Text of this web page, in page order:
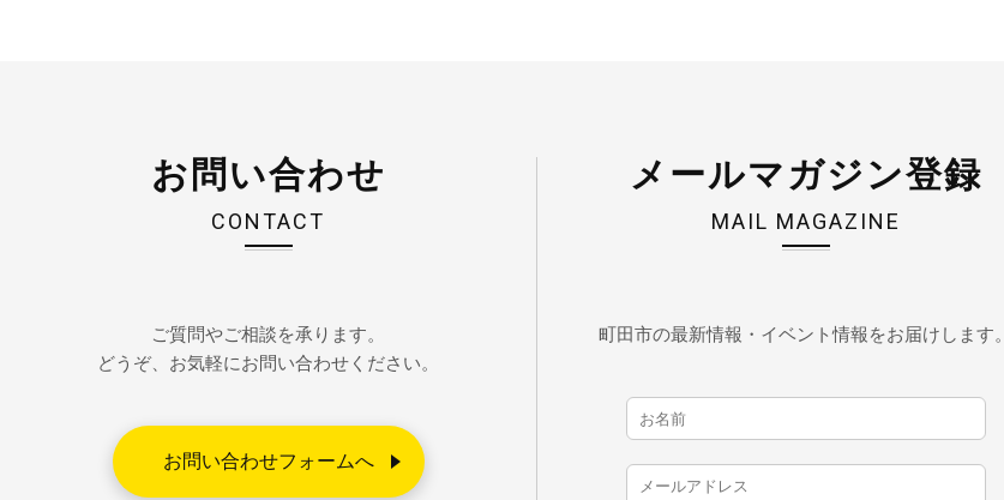
お問い合わせ
CONTACT
ご質問やご相談を承ります。
どうぞ、お気軽にお問い合わせください。
お問い合わせフォームへ
メールマガジン登録
MAIL MAGAZINE
町田市の最新情報・イベント情報をお届けします。